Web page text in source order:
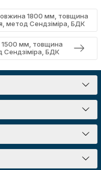
1800 мм, товщина
метод Сендзіміра, БДК
1500 мм, товщина
Сендзіміра, БДК